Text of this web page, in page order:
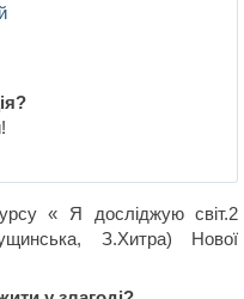
« Я досліджую світ.2
З.Хитра) Нової